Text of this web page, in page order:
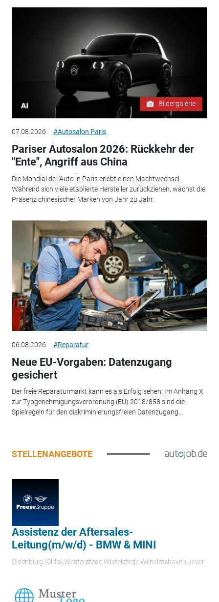
Bildergalerie
07.08.2026 #Autosalon Paris
Pariser Autosalon 2026: Rückkehr der
"Ente", Angriff aus China
Die Mondial de l'Auto in Paris erlebt einen Machtwechsel.
Während sich viele etablierte Hersteller zurückziehen, wächst die
Präsenz chinesischer Marken von Jahr zu Jahr.
06.08.2026 #Reparatur
Neue EU-Vorgaben: Datenzugang
gesichert
Der freie Reparaturmarkt kann es als Erfolg sehen: Im Anhang X
zur Typgenehmigungsverordnung (EU) 2018/858 sind die
Spielregeln für den diskriminierungsfreien Datenzugang...
STELLENANGEBOTE
Assistenz der Aftersales-
Leitung(m/w/d) - BMW & MINI
Oldenburg (Oldb);Westerstede;Wiefelstede;Wilhelmshaven;Jever